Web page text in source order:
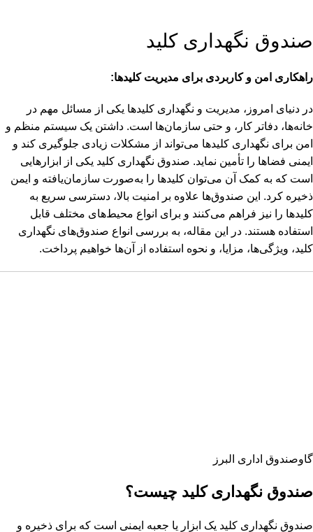
صندوق نگهداری کلید
راهکاری امن و کاربردی برای مدیریت کلیدها:
در دنیای امروز، مدیریت و نگهداری کلیدها یکی از مسائل مهم در
خانه‌ها، دفاتر کار، و حتی سازمان‌ها است. داشتن یک سیستم منظم و
امن برای نگهداری کلیدها می‌تواند از مشکلات زیادی جلوگیری کند و
ایمنی فضاها را تأمین نماید. صندوق نگهداری کلید یکی از ابزارهایی
است که به کمک آن می‌توان کلیدها را به‌صورت سازمان‌یافته و ایمن
ذخیره کرد. این صندوق‌ها علاوه بر امنیت بالا، دسترسی سریع به
کلیدها را نیز فراهم می‌کنند و برای انواع محیط‌های مختلف قابل
استفاده هستند. در این مقاله، به بررسی انواع صندوق‌های نگهداری
کلید، ویژگی‌ها، مزایا، و نحوه استفاده از آن‌ها خواهیم پرداخت.
گاوصندوق اداری البرز
صندوق نگهداری کلید چیست؟
صندوق نگهداری کلید یک ابزار یا جعبه ایمنی است که برای ذخیره و